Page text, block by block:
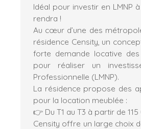
Idéal pour investir en LMNP
rendra !
Au cœur d’une des
résidence Censity, un
forte demande locative
pour réaliser un
Professionnelle (LMNP).
La résidence propose des
pour la location meublée :
👉 Du T1 au T3 à partir de
Censity offre un large choix